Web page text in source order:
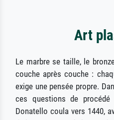
Art
Le marbre se taille, le
couche après couche :
exige une pensée propre.
ces questions de
Donatello coula vers 1440,